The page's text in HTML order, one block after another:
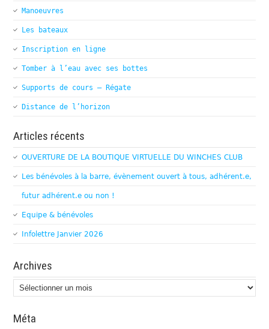
Manoeuvres
Les bateaux
Inscription en ligne
Tomber à l’eau avec ses bottes
Supports de cours – Régate
Distance de l’horizon
Articles récents
OUVERTURE DE LA BOUTIQUE VIRTUELLE DU WINCHES CLUB
Les bénévoles à la barre, évènement ouvert à tous, adhérent.e,
futur adhérent.e ou non !
Equipe & bénévoles
Infolettre Janvier 2026
Archives
Archives
Méta